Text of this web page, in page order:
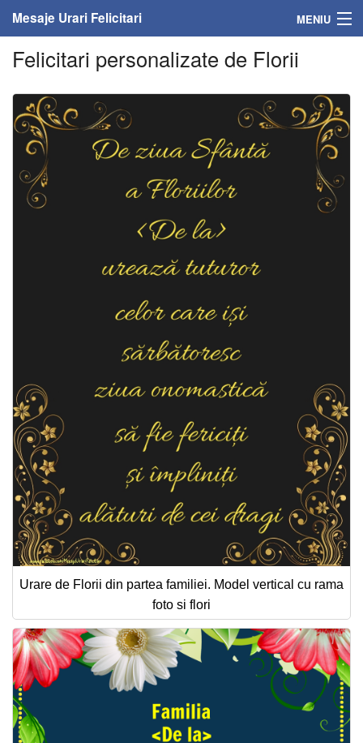
Mesaje Urari Felicitari MENIU
Home
Mesaje
Felicitari
Felicitari cu nume
Felicitari persoane
Felicitari muzicale
Felicitari muzicale personalizate
Felicitari animate
Invitatii personalizate
Conecteaza-te
Felicitari personalizate de Florii
Urare de Florii din partea familiei. Model vertical cu rama
foto si flori